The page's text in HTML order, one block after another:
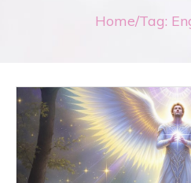
Home/Tag: